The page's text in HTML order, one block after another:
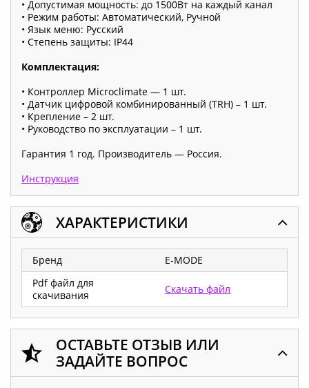
• Допустимая мощность: до 1500Вт на каждый канал
• Режим работы: Автоматический, Ручной
• Язык меню: Русский
• Степень защиты: IP44
Комплектация:
• Контроллер Microclimate — 1 шт.
• Датчик цифровой комбинированный (TRH) – 1 шт.
• Крепление – 2 шт.
• Руководство по эксплуатации – 1 шт.
Гарантия 1 год. Производитель — Россия.
Инструкция
ХАРАКТЕРИСТИКИ
Бренд
E-MODE
Pdf файл для
скачивания
Скачать файл
ОСТАВЬТЕ ОТЗЫВ ИЛИ
ЗАДАЙТЕ ВОПРОС